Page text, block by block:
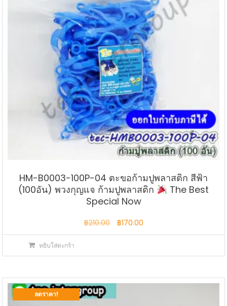
HM-B0003-100P-04 ตะขอก้ามปูพลาสติก สีฟ้า
(100อัน) พวงกุญแจ ก้ามปูพลาสติก
The Best
Special Now
฿210.00
Original
price
฿170.00Current
price
หยิบใส่ตะกร้า
ลดราคา!